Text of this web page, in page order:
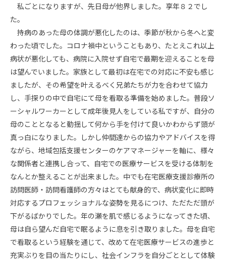
私ごとになりますが、先日母が他界しました。享年８２でし
た。
持病のあった母の体調が悪化したのは、季節が秋から冬へと変
わった頃でした。コロナ禍中ということもあり、たとえこれ以上
病状が悪化しても、病院に入院せず自宅で最期を迎えることを母
は望んでいました。家族として最初は在宅での対応に不安も感じ
ましたが、その希望を叶えるべく兄弟たちが力を合わせて協力
し、手探りの中で自宅にて母を看取る準備を始めました。普段ソ
ーシャルワーカーとして成年後見人をしている私ですが、自分の
母のこととなると動揺して何から手を付けて良いかわからず頭が
真っ白になりました。しかし仲間達からの協力やアドバイスを得
ながら、地域包括支援センターのケアマネージャーを軸に、様々
な関係者と連携し合って、自宅での医療サービスを受ける体制を
なんとか整えることが出来ました。中でも在宅医療支援診療所の
訪問医師・訪問看護師の方々はとても献身的で、病状変化に即時
対応するプロフェッショナルな姿勢を見るにつけ、ただただ頭が
下がるばかりでした。年の瀬を肌で感じるようになってきた頃、
母は自ら望んだ自宅で眠るように息を引き取りました。母を自宅
で看取るという経験を通じて、改めて在宅医療サービスの進歩と
充実ぶりを目の当たりにし、社会インフラを自分ごととして体験